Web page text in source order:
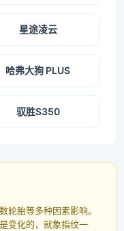
星途凌云
哈弗大狗 PLUS
驭胜S350
轮胎等多种因素影响。
变化的，就象指纹一